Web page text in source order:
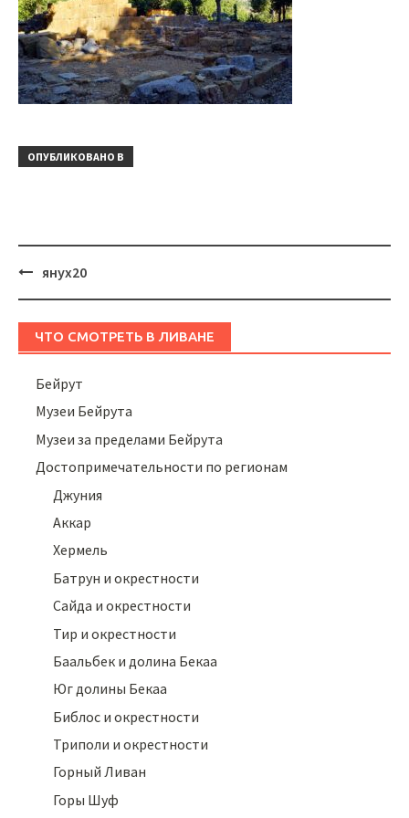
ОПУБЛИКОВАНО В
Навигация
янух20
ЧТО СМОТРЕТЬ В ЛИВАНЕ
Бейрут
Музеи Бейрута
Музеи за пределами Бейрута
Достопримечательности по регионам
Джуния
Аккар
Хермель
Батрун и окрестности
Сайда и окрестности
Тир и окрестности
Баальбек и долина Бекаа
Юг долины Бекаа
Библос и окрестности
Триполи и окрестности
Горный Ливан
Горы Шуф